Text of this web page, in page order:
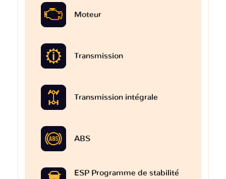
Moteur
Transmission
Transmission intégrale
ABS
ESP Programme de stabilité